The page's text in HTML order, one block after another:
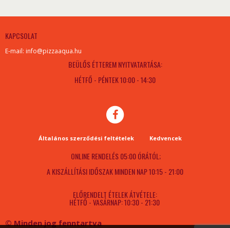
KAPCSOLAT
E-mail: info@pizzaaqua.hu
BEÜLŐS ÉTTEREM NYITVATARTÁSA:
HÉTFŐ - PÉNTEK 10:00 - 14:30
Általános szerződési feltételek Kedvencek
ONLINE RENDELÉS 05:00 ÓRÁTÓL;
A KISZÁLLÍTÁSI IDŐSZAK MINDEN NAP 10:15 - 21:00
ELŐRENDELT ÉTELEK ÁTVÉTELE:
HÉTFŐ - VASÁRNAP: 10:30 - 21:30
© Minden jog fenntartva